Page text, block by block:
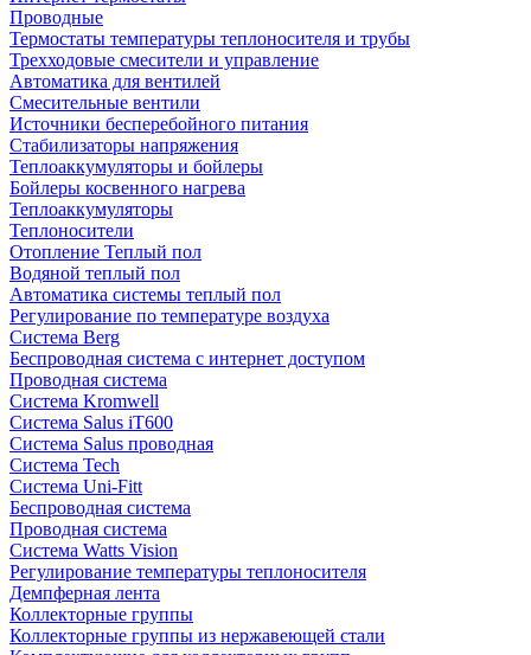
Проводные
Термостаты температуры теплоносителя и трубы
Трехходовые смесители и управление
Автоматика для вентилей
Смесительные вентили
Источники бесперебойного питания
Стабилизаторы напряжения
Теплоаккумуляторы и бойлеры
Бойлеры косвенного нагрева
Теплоаккумуляторы
Теплоносители
Отопление Теплый пол
Водяной теплый пол
Автоматика системы теплый пол
Регулирование по температуре воздуха
Система Berg
Беспроводная система с интернет доступом
Проводная система
Система Kromwell
Система Salus iT600
Система Salus проводная
Система Tech
Система Uni-Fitt
Беспроводная система
Проводная система
Система Watts Vision
Регулирование температуры теплоносителя
Демпферная лента
Коллекторные группы
Коллекторные группы из нержавеющей стали